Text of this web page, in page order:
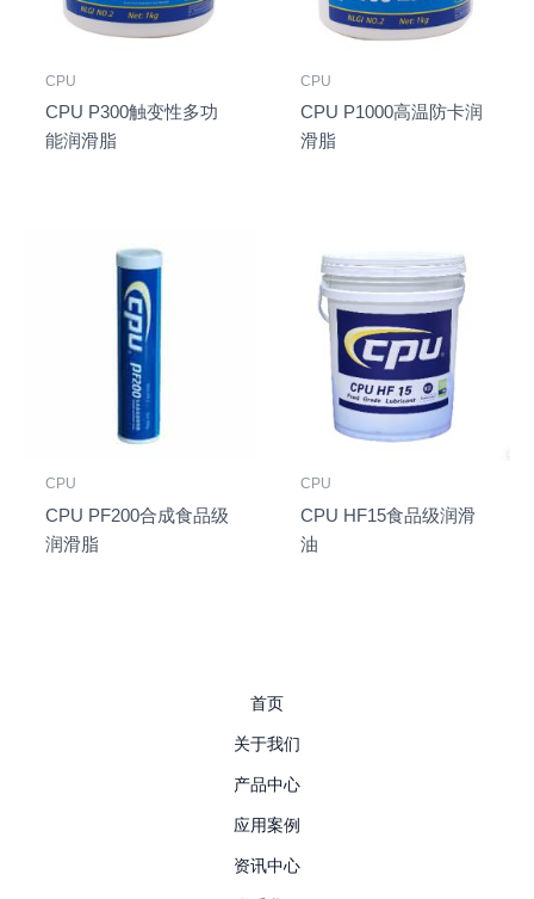
CPU
CPU P300触变性多功
能润滑脂
CPU
CPU P1000高温防卡润
滑脂
CPU
CPU PF200合成食品级
润滑脂
CPU
CPU HF15食品级润滑
油
首页
关于我们
产品中心
应用案例
资讯中心